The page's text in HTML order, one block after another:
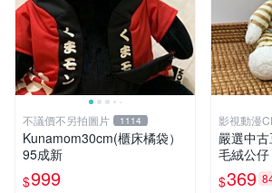
不議價不另拍圖片 1114
Kunamom30cm(櫃床橘袋）
95成新
$999
影視動漫
嚴選中
毛絨公
可收藏
$369